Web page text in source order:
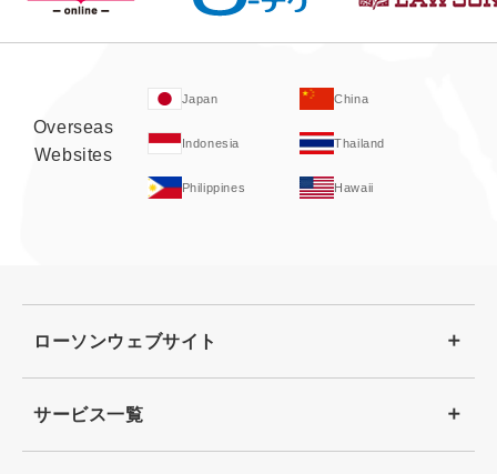
Overseas
Websites
Japan China
Indonesia Thailand
Philippines Hawaii
ローソンウェブサイト
サービス一覧